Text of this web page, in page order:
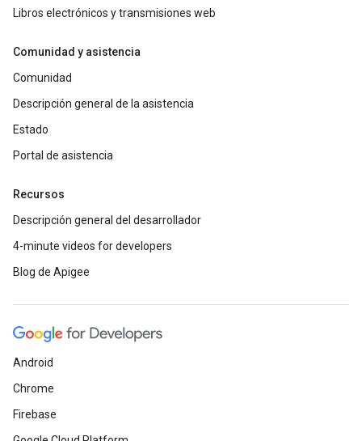
Libros electrónicos y transmisiones web
Comunidad y asistencia
Comunidad
Descripción general de la asistencia
Estado
Portal de asistencia
Recursos
Descripción general del desarrollador
4-minute videos for developers
Blog de Apigee
Android
Chrome
Firebase